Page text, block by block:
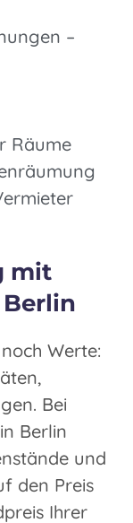
–
Räume
mit
Werte:
Bei
Berlin
und
den Preis
Ihrer